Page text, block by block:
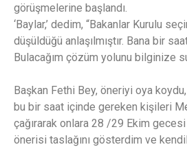
görüşmelerine başlandı.
‘Baylar,’ dedim, “Bakanlar Kurulu
düşüldüğü anlaşılmıştır. Bana bir
Bulacağım çözüm yolunu bilginize
Başkan Fethi Bey, öneriyi oya
bu bir saat içinde gereken kişileri
çağırarak onlara 28 /29 Ekim gecesi
önerisi taslağını gösterdim ve